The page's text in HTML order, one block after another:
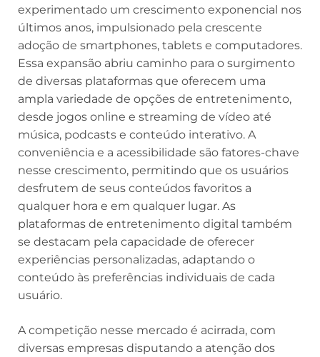
experimentado um crescimento exponencial nos
últimos anos, impulsionado pela crescente
adoção de smartphones, tablets e computadores.
Essa expansão abriu caminho para o surgimento
de diversas plataformas que oferecem uma
ampla variedade de opções de entretenimento,
desde jogos online e streaming de vídeo até
música, podcasts e conteúdo interativo. A
conveniência e a acessibilidade são fatores-chave
nesse crescimento, permitindo que os usuários
desfrutem de seus conteúdos favoritos a
qualquer hora e em qualquer lugar. As
plataformas de entretenimento digital também
se destacam pela capacidade de oferecer
experiências personalizadas, adaptando o
conteúdo às preferências individuais de cada
usuário.
A competição nesse mercado é acirrada, com
diversas empresas disputando a atenção dos